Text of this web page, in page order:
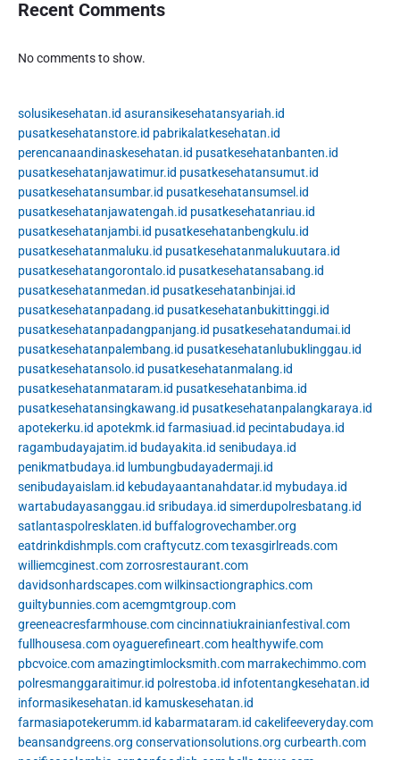
Recent Comments
No comments to show.
solusikesehatan.id asuransikesehatansyariah.id
pusatkesehatanstore.id pabrikalatkesehatan.id
perencanaandinaskesehatan.id pusatkesehatanbanten.id
pusatkesehatanjawatimur.id pusatkesehatansumut.id
pusatkesehatansumbar.id pusatkesehatansumsel.id
pusatkesehatanjawatengah.id pusatkesehatanriau.id
pusatkesehatanjambi.id pusatkesehatanbengkulu.id
pusatkesehatanmaluku.id pusatkesehatanmalukuutara.id
pusatkesehatangorontalo.id pusatkesehatansabang.id
pusatkesehatanmedan.id pusatkesehatanbinjai.id
pusatkesehatanpadang.id pusatkesehatanbukittinggi.id
pusatkesehatanpadangpanjang.id pusatkesehatandumai.id
pusatkesehatanpalembang.id pusatkesehatanlubuklinggau.id
pusatkesehatansolo.id pusatkesehatanmalang.id
pusatkesehatanmataram.id pusatkesehatanbima.id
pusatkesehatansingkawang.id pusatkesehatanpalangkaraya.id
apotekerku.id apotekmk.id farmasiuad.id pecintabudaya.id
ragambudayajatim.id budayakita.id senibudaya.id
penikmatbudaya.id lumbungbudayadermaji.id
senibudayaislam.id kebudayaantanahdatar.id mybudaya.id
wartabudayasanggau.id sribudaya.id simerdupolresbatang.id
satlantaspolresklaten.id buffalogrovechamber.org
eatdrinkdishmpls.comcraftycutz.comtexasgirlreads.com
williemcginest.comzorrosrestaurant.com
davidsonhardscapes.comwilkinsactiongraphics.com
guiltybunnies.comacemgmtgroup.com
greeneacresfarmhouse.comcincinnatiukrainianfestival.com
fullhousesa.comoyaguerefineart.com healthywife.com
pbcvoice.comamazingtimlocksmith.com marrakechimmo.com
polresmanggaraitimur.id polrestoba.id infotentangkesehatan.id
informasikesehatan.id kamuskesehatan.id
farmasiapotekerumm.id kabarmataram.id cakelifeeveryday.com
beansandgreens.org conservationsolutions.org curbearth.com